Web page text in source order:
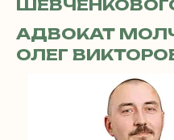
АДВОКАТ
ОЛЕГ